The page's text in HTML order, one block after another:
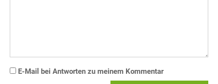
E-Mail bei Antworten zu meinem Kommentar